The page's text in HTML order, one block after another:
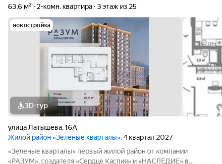
63,6 м²
2-комн. квартира 3 этаж из 25
новостройка
3D-тур
улица Латышева,16А
Жилой район «Зеленые кварталы», 4 квартал 2027
«Зеленые кварталы» первый жилой район от компании
«РАЗУМ», создателя «Сердце Каспия» и «НАСЛЕДИЕ» в